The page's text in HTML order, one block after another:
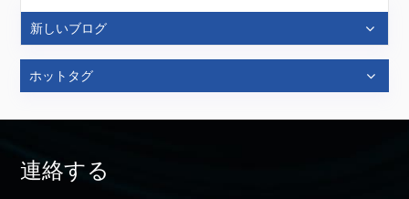
新しいブログ
ホットタグ
連絡する